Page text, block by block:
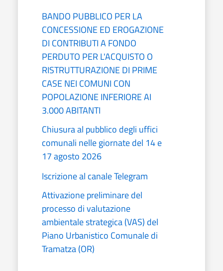
BANDO PUBBLICO PER LA
CONCESSIONE ED EROGAZIONE
DI CONTRIBUTI A FONDO
PERDUTO PER L'ACQUISTO O
RISTRUTTURAZIONE DI PRIME
CASE NEI COMUNI CON
POPOLAZIONE INFERIORE AI
3.000 ABITANTI
Chiusura al pubblico degli uffici
comunali nelle giornate del 14 e
17 agosto 2026
Iscrizione al canale Telegram
Attivazione preliminare del
processo di valutazione
ambientale strategica (VAS) del
Piano Urbanistico Comunale di
Tramatza (OR)